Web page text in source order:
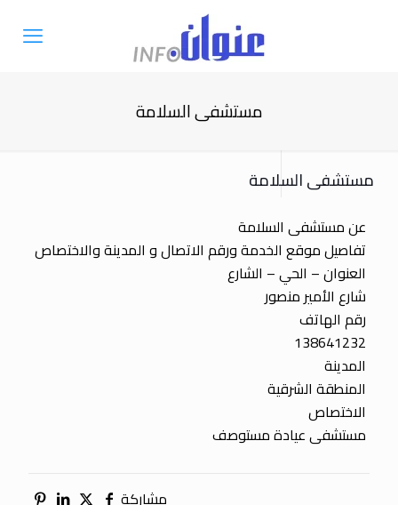
مستشفى السلامة
مستشفى السلامة
عن مستشفى السلامة
تفاصيل موقع الخدمة ورقم الاتصال و المدينة والاختصاص
العنوان – الحي – الشارع
شارع الأمير منصور
رقم الهاتف
138641232
المدينة
المنطقة الشرقية
الاختصاص
مستشفى عيادة مستوصف
مشاركة